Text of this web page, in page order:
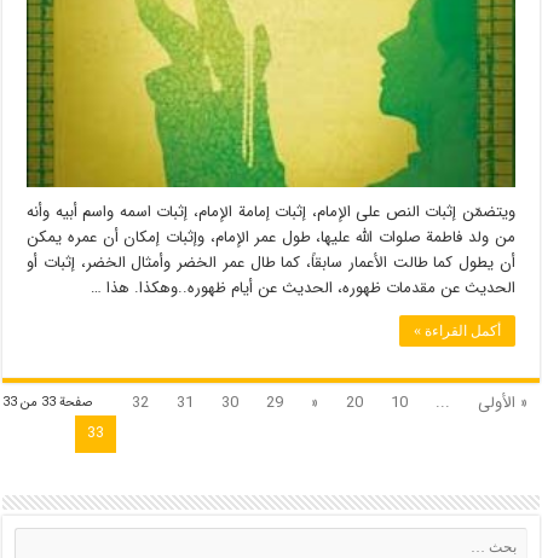
ویتضمّن إثبات النص على الإمام، إثبات إمامة الإمام، إثبات اسمه واسم أبیه وأنه
من ولد فاطمة صلوات الله علیها، طول عمر الإمام، وإثبات إمكان أن عمره یمكن
أن یطول كما طالت الأعمار سابقاً، كما طال عمر الخضر وأمثال الخضر، إثبات أو
الحدیث عن مقدمات ظهوره، الحدیث عن أیام ظهوره..وهكذا. هذا …
أكمل القراءة »
صفحة 33 من 33 « الأولى ...
10
20
«
29
30
31
32
33